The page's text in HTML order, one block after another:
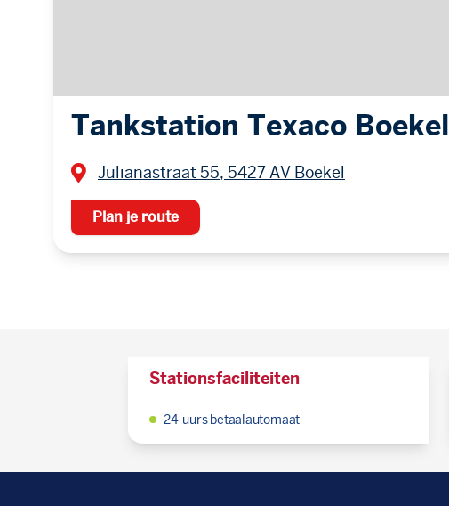
Tankstation Texaco Boekel
Julianastraat 55, 5427 AV Boekel
Plan je route
Stationsfaciliteiten
24-uurs betaalautomaat